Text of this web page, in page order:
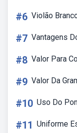
#6 Violão
#7 Vantagens
#8 Valor Para
#9 Valor Da
#10 Uso Do
#11 Uniforme